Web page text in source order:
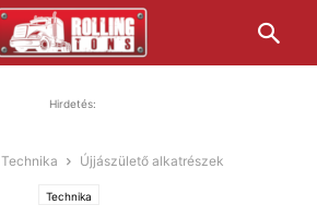
Hirdetés:
Technika Újjászülető alkatrészek
Technika